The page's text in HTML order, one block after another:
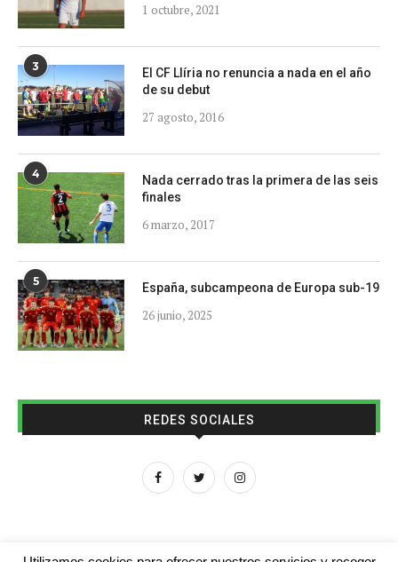
1 octubre, 2021
3
El CF Llíria no renuncia a nada en el año
de su debut
27 agosto, 2016
4
Nada cerrado tras la primera de las seis
finales
6 marzo, 2017
5 España, subcampeona de Europa sub-19
26 junio, 2025
REDES SOCIALES